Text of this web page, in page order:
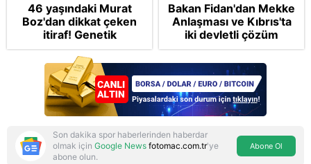
46 yaşındaki Murat
Boz'dan dikkat çeken
itiraf! Genetik
korkusunu açıkladı
Bakan Fidan'dan Mekke
Anlaşması ve Kıbrıs'ta
iki devletli çözüm
mesajı: Bize
saldırmayan hiçbir ülke
hedefimizde değil
Son dakika spor haberlerinden haberdar
olmak için Google News fotomac.com.tr'ye
abone olun.
Abone Ol